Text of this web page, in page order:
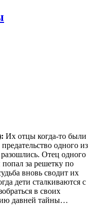
Их отцы когда-то были
одного из
Отец одного
за решетку по
вновь сводит их
дети сталкиваются с
в своих
давней тайны…